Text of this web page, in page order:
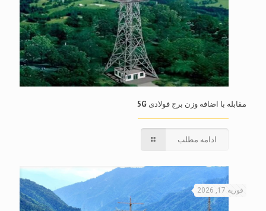
مقابله با اضافه وزن برج فولادی 5G
ادامه مطلب
فوریه 17, 2026